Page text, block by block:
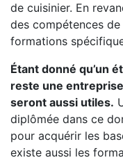
de cuisinier. En
des compétences
formations
Étant donné qu’un
reste une
seront aussi utiles.
diplômée dans ce
pour acquérir les
existe aussi les